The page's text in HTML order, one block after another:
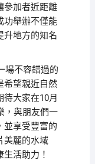
參加者近距離
功舉辦不僅能
升地方的知名
場不容錯過的
希望親近自然
大家在10月
，與朋友們一
並享受豐富的
美麗的水域
活助力！